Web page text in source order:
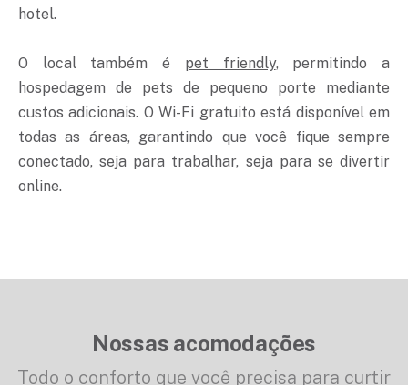
hotel.
O local também é pet friendly, permitindo a
hospedagem de pets de pequeno porte mediante
custos adicionais. O Wi-Fi gratuito está disponível em
todas as áreas, garantindo que você fique sempre
conectado, seja para trabalhar, seja para se divertir
online.
Nossas acomodações
Todo o conforto que você precisa para curtir